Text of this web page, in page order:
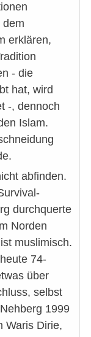
dem
erklären,
- die
hat, wird
-, dennoch
Islam.
abfinden.
durchquerte
Norden
muslimisch.
74-
über
selbst
1999
Waris Dirie,